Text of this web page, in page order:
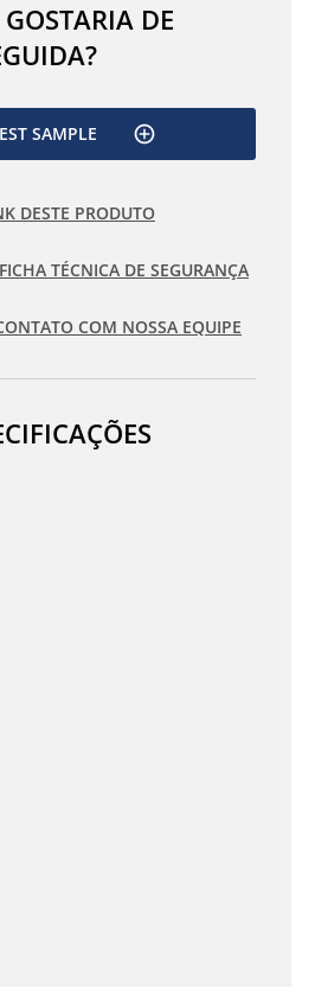
DE
SAMPLE
DESTE PRODUTO
TÉCNICA DE SEGURANÇA
COM NOSSA EQUIPE